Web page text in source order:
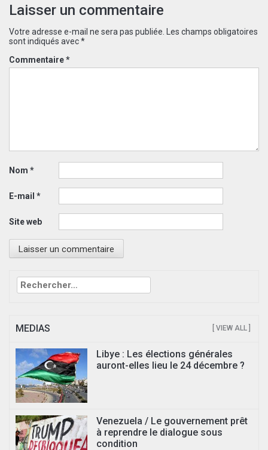
Laisser un commentaire
Votre adresse e-mail ne sera pas publiée.
Les champs obligatoires
sont indiqués avec*
Commentaire*
Nom *
E-mail *
Site web
Rechercher :
MEDIAS [ VIEW ALL ]
Libye : Les élections générales
auront-elles lieu le 24 décembre ?
Venezuela / Le gouvernement prêt
à reprendre le dialogue sous
condition